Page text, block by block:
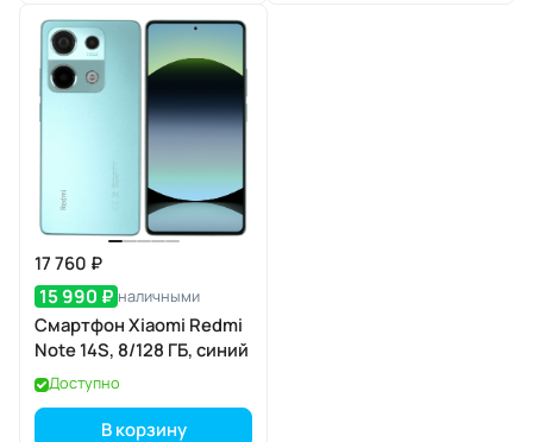
17 760 ₽
15 990 ₽ наличными
Смартфон Xiaomi Redmi
Note 14S, 8/128 ГБ, синий
Доступно
В корзину